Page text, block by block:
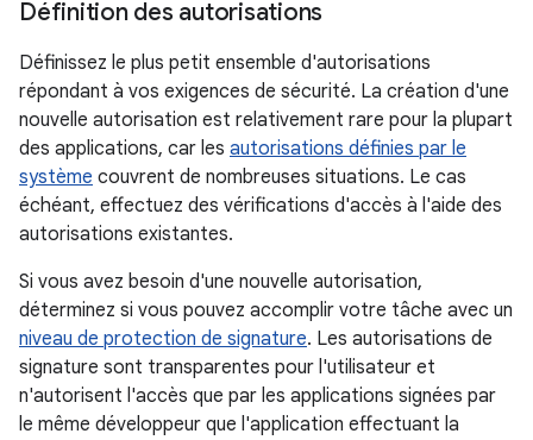
Définition des autorisations
Définissez le plus petit ensemble d'autorisations
répondant à vos exigences de sécurité. La création d'une
nouvelle autorisation est relativement rare pour la plupart
des applications, car les autorisations définies par le
système couvrent de nombreuses situations. Le cas
échéant, effectuez des vérifications d'accès à l'aide des
autorisations existantes.
Si vous avez besoin d'une nouvelle autorisation,
déterminez si vous pouvez accomplir votre tâche avec un
niveau de protection de signature. Les autorisations de
signature sont transparentes pour l'utilisateur et
n'autorisent l'accès que par les applications signées par
le même développeur que l'application effectuant la